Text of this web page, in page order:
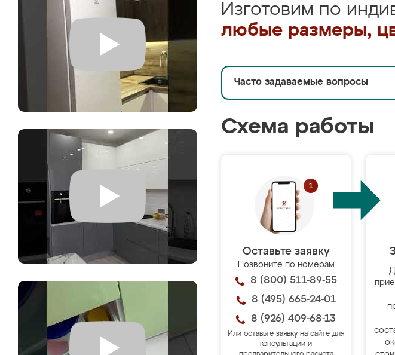
Изготовим по
любые размеры,
Часто задаваемые вопросы
Схема работы
Оставьте заявку
Позвоните по номерам
8 (800) 511-89-55
8 (495) 665-24-01
8 (926) 409-68-13
Или оставьте заявку на сайте для
консультации и